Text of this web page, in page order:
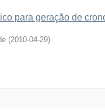
para geração de
(2010-04-29)